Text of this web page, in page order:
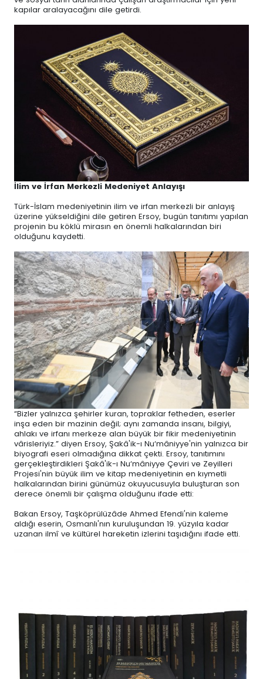
kapılar aralayacağını dile getirdi.
İlim ve İrfan Merkezli Medeniyet Anlayışı
Türk-İslam medeniyetinin ilim ve irfan merkezli bir anlayış
üzerine yükseldiğini dile getiren Ersoy, bugün tanıtımı yapılan
projenin bu köklü mirasın en önemli halkalarından biri
olduğunu kaydetti.
“Bizler yalnızca şehirler kuran, topraklar fetheden, eserler
inşa eden bir mazinin değil; aynı zamanda insanı, bilgiyi,
ahlakı ve irfanı merkeze alan büyük bir fikir medeniyetinin
vârisleriyiz.” diyen Ersoy, Şakâ'ik-ı Nu‘mâniyye'nin yalnızca bir
biyografi eseri olmadığına dikkat çekti. Ersoy, tanıtımını
gerçekleştirdikleri Şakâ'ik-ı Nu‘mâniyye Çeviri ve Zeyilleri
Projesi'nin büyük ilim ve kitap medeniyetinin en kıymetli
halkalarından birini günümüz okuyucusuyla buluşturan son
derece önemli bir çalışma olduğunu ifade etti:
Bakan Ersoy, Taşköprülüzâde Ahmed Efendi'nin kaleme
aldığı eserin, Osmanlı'nın kuruluşundan 19. yüzyıla kadar
uzanan ilmî ve kültürel hareketin izlerini taşıdığını ifade etti.